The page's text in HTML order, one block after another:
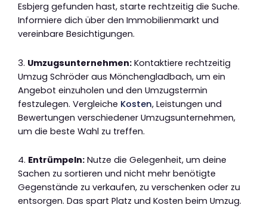
Esbjerg gefunden hast, starte rechtzeitig die Suche.
Informiere dich über den Immobilienmarkt und
vereinbare Besichtigungen.
3. Umzugsunternehmen: Kontaktiere rechtzeitig
Umzug Schröder aus Mönchengladbach, um ein
Angebot einzuholen und den Umzugstermin
festzulegen. Vergleiche Kosten, Leistungen und
Bewertungen verschiedener Umzugsunternehmen,
um die beste Wahl zu treffen.
4. Entrümpeln: Nutze die Gelegenheit, um deine
Sachen zu sortieren und nicht mehr benötigte
Gegenstände zu verkaufen, zu verschenken oder zu
entsorgen. Das spart Platz und Kosten beim Umzug.